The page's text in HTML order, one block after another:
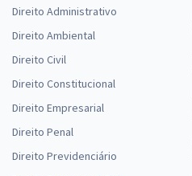
Direito Administrativo
Direito Ambiental
Direito Civil
Direito Constitucional
Direito Empresarial
Direito Penal
Direito Previdenciário